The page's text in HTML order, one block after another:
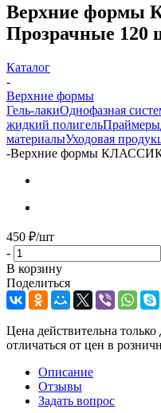
Верхние
Прозрачные 120
Каталог
-
Верхние формы
Гель-лакиОднофазная
жидкий полигельПраймеры
материалыУходовая
-Верхние формы
450 ₽/шт
-
В корзину
Поделиться
Цена действительна
отличаться от цен в
Описание
Отзывы
Задать вопрос